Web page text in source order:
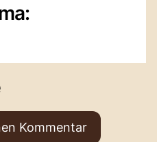
Kommentar